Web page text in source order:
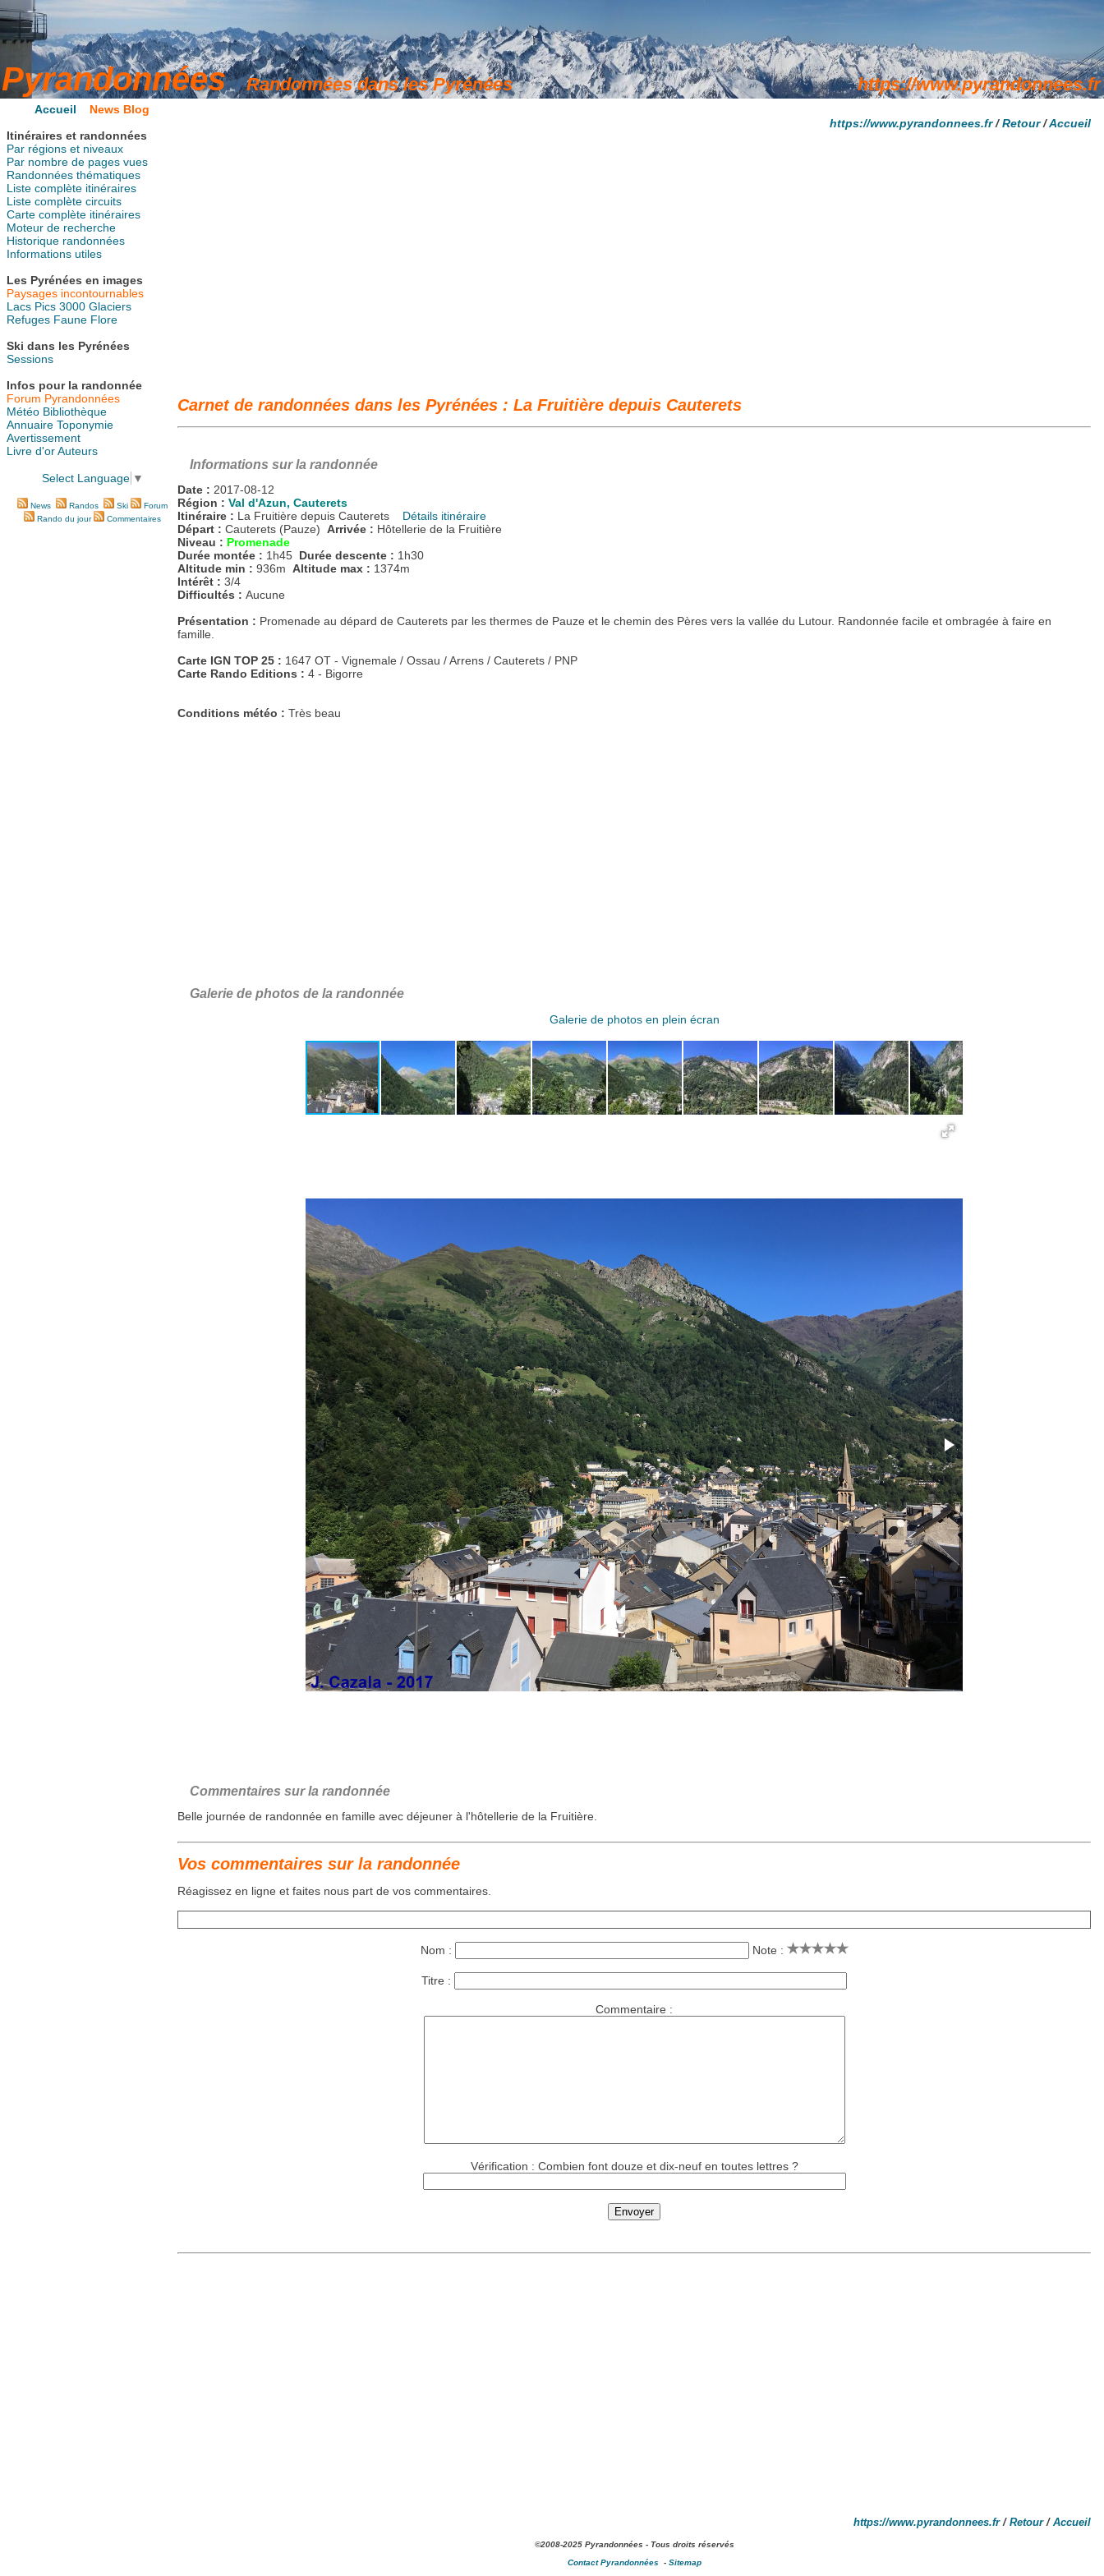
Accueil
News Blog
Itinéraires et randonnées
Par régions et niveaux
Par nombre de pages vues
Randonnées thématiques
Liste complète itinéraires
Liste complète circuits
Carte complète itinéraires
Moteur de recherche
Historique randonnées
Informations utiles
Les Pyrénées en images
Paysages incontournables
Lacs Pics 3000 Glaciers
Refuges Faune Flore
Ski dans les Pyrénées
Sessions
Infos pour la randonnée
Forum Pyrandonnées
Météo Bibliothèque
Annuaire Toponymie
Avertissement
Livre d'orAuteurs
Select Language ▼
News Randos Ski
Forum
Rando du jour
Commentaires
https://www.pyrandonnees.fr/Retour/Accueil
Carnet de randonnées dans les Pyrénées : La Fruitière depuis Cauterets
Informations sur la randonnée
Date : 2017-08-12
Région : Val d'Azun, Cauterets
Itinéraire : La Fruitière depuis Cauterets Détails itinéraire
Départ : Cauterets (Pauze) Arrivée : Hôtellerie de la Fruitière
Niveau : Promenade
Durée montée : 1h45 Durée descente : 1h30
Altitude min : 936m Altitude max : 1374m
Intérêt : 3/4
Difficultés : Aucune
Présentation : Promenade au dépard de Cauterets par les thermes de Pauze et le chemin des Pères vers la vallée du Lutour. Randonnée facile et ombragée à faire en
famille.
Carte IGN TOP 25 : 1647 OT - Vignemale / Ossau / Arrens / Cauterets / PNP
Carte Rando Editions : 4 - Bigorre
Conditions météo : Très beau
Galerie de photos de la randonnée
Galerie de photos en plein écran
Commentaires sur la randonnée
Belle journée de randonnée en famille avec déjeuner à l'hôtellerie de la Fruitière.
Vos commentaires sur la randonnée
Réagissez en ligne et faites nous part de vos commentaires.
Nom : Note :
Titre :
Commentaire :
Vérification : Combien font douze et dix-neuf en toutes lettres ?
https://www.pyrandonnees.fr/ Retour/ Accueil
©2008-2025 Pyrandonnées - Tous droits réservés
Contact Pyrandonnées - Sitemap